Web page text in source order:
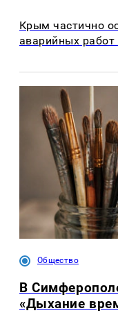
Крым частично
аварийных работ
Общество
В
«Дыхание